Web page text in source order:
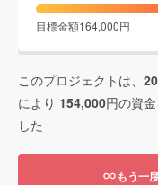
目標金額164,000円
このプロジェクトは、
により 154,000円の資金
した
もう一